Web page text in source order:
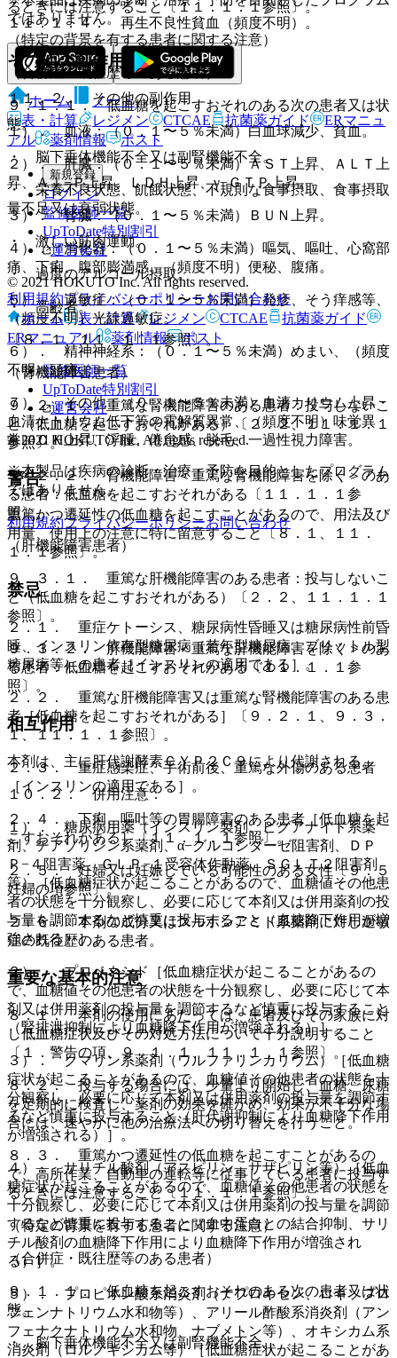
るときには注意すること〔１１．１．１参照〕。
（特定の背景を有する患者に関する注意）
（合併症・既往歴等のある患者）
９．１．１． 低血糖を起こすおそれのある次の患者又は状
態。
・ 脳下垂体機能不全又は副腎機能不全。
・ 栄養不良状態、飢餓状態、不規則な食事摂取、食事摂取
量不足又は衰弱状態。
・ 激しい筋肉運動。
・ 過度のアルコール摂取。
・ 高齢者。
〔８．１、１１．１．１参照〕。
（腎機能障害患者）
９．２．１． 重篤な腎機能障害のある患者：投与しないこ
と（低血糖を起こすおそれがある）〔２．２、１１．１．１
参照〕。
９．２．２． 腎機能障害＜重篤な腎機能障害を除く＞のあ
る患者：低血糖を起こすおそれがある〔１１．１．１参
照〕。
（肝機能障害患者）
９．３．１． 重篤な肝機能障害のある患者：投与しないこ
と（低血糖を起こすおそれがある）〔２．２、１１．１．１
参照〕。
９．３．２． 肝機能障害＜重篤な肝機能障害を除く＞のあ
る患者：低血糖を起こすおそれがある〔１１．１．１参
照〕。
相互作用
本剤は、主に肝代謝酵素ＣＹＰ２Ｃ９により代謝される。
１０．２． 併用注意：
１）． 糖尿病用薬（インスリン製剤、ビグアナイド系薬
剤、チアゾリジン系薬剤、α−グルコシダーゼ阻害剤、ＤＰ
Ｐ−４阻害薬、ＧＬＰ−１受容体作動薬、ＳＧＬＴ２阻害剤
等）［低血糖症状が起こることがあるので、血糖値その他患
者の状態を十分観察し、必要に応じて本剤又は併用薬剤の投
与量を調節するなど慎重に投与すること（血糖降下作用が増
強される）］。
２）． プロベネシド［低血糖症状が起こることがあるの
で、血糖値その他患者の状態を十分観察し、必要に応じて本
剤又は併用薬剤の投与量を調節するなど慎重に投与すること
（腎排泄抑制により血糖降下作用が増強される）］。
３）． クマリン系薬剤（ワルファリンカリウム）［低血糖
症状が起こることがあるので、血糖値その他患者の状態を十
分観察し、必要に応じて本剤又は併用薬剤の投与量を調節す
るなど慎重に投与すること（肝代謝抑制により血糖降下作用
が増強される）］。
４）． サリチル酸剤（アスピリン、サザピリン等）［低血
糖症状が起こることがあるので、血糖値その他患者の状態を
十分観察し、必要に応じて本剤又は併用薬剤の投与量を調節
するなど慎重に投与すること（血中蛋白との結合抑制、サリ
チル酸剤の血糖降下作用により血糖降下作用が増強され
る）］。
５）． プロピオン酸系消炎剤（ナプロキセン、ロキソプロ
フェンナトリウム水和物等）、アリール酢酸系消炎剤（アン
フェナクナトリウム水和物、ナブメトン等）、オキシカム系
消炎剤（ロルノキシカム等）［低血糖症状が起こることがあ
１１．１．４． 再生不良性貧血（頻度不明）。
その他の副作用
１１．２． その他の副作用
１）． 血液：（０．１〜５％未満）白血球減少、貧血。
２）． 肝臓：（０．１〜５％未満）ＡＳＴ上昇、ＡＬＴ上
昇、Ａｌ−Ｐ上昇、ＬＤＨ上昇、γ−ＧＴＰ上昇。
３）． 腎臓：（０．１〜５％未満）ＢＵＮ上昇。
４）． 消化器：（０．１〜５％未満）嘔気、嘔吐、心窩部
痛、下痢、腹部膨満感、（頻度不明）便秘、腹痛。
５）． 過敏症：（０．１〜５％未満）発疹、そう痒感等、
（頻度不明）光線過敏症。
６）． 精神神経系：（０．１〜５％未満）めまい、（頻度
不明）頭痛。
７）． その他：（０．１〜５％未満）血清カリウム上昇・
血清ナトリウム低下等の電解質異常、（頻度不明）味覚異
常、ＣＫ上昇、浮腫、倦怠感、脱毛、一過性視力障害。
警告
重篤かつ遷延性の低血糖を起こすことがあるので、用法及び
用量、使用上の注意に特に留意すること〔８．１、１１．
１．１参照〕。
禁忌
２．１． 重症ケトーシス、糖尿病性昏睡又は糖尿病性前昏
睡、インスリン依存型糖尿病（若年型糖尿病、ブリットル型
糖尿病等）の患者［インスリンの適用である］。
２．２． 重篤な肝機能障害又は重篤な腎機能障害のある患
者［低血糖を起こすおそれがある］〔９．２．１、９．３．
１、１１．１．１参照〕。
２．３． 重症感染症、手術前後、重篤な外傷のある患者
［インスリンの適用である］。
２．４． 下痢、嘔吐等の胃腸障害のある患者［低血糖を起
こすおそれがある］〔１１．１．１参照〕。
２．５． 妊婦又は妊娠している可能性のある女性〔９．５
妊婦の項参照〕。
２．６． 本剤の成分又はスルホンアミド系薬剤に対し過敏
症の既往歴のある患者。
重要な基本的注意
８．１． 本剤の使用にあたっては、患者及びその家族に対
し低血糖症状及びその対処方法について十分説明すること
〔１．警告の項、９．１．１、１１．１．１参照〕。
８．２． 投与する場合には、少量より開始し、血糖、尿糖
を定期的に検査し、薬剤の効果を確かめ、効果が不十分な場
合には、速やかに他の治療法への切り替えを行うこと。
８．３． 重篤かつ遷延性の低血糖を起こすことがあるの
で、高所作業、自動車の運転等に従事している患者に投与す
るときには注意すること〔１１．１．１参照〕。
（特定の背景を有する患者に関する注意）
（合併症・既往歴等のある患者）
９．１．１． 低血糖を起こすおそれのある次の患者又は状
態。
・ 脳下垂体機能不全又は副腎機能不全。
ではありません。
ホーム
ノート
表・計算
レジメン CTCAE 抗菌薬ガイド
ERマニュ
アル
薬剤情報 ポスト
新規登録
ログイン
監修医師一覧
UpToDate特別割引
運営会社
© 2021 HOKUTO Inc. All rights reserved.
利用規約プライバシーポリシーお問い合わせ
ホーム
表・計算 レジメン CTCAE
抗菌薬ガイド
ERマニュアル
薬剤情報 ポスト
監修医師一覧
UpToDate特別割引
運営会社
© 2021 HOKUTO Inc. All rights reserved.
※本製品は疾病の診断・治療・予防を目的としたプログラム
ではありません。
利用規約プライバシーポリシーお問い合わせ